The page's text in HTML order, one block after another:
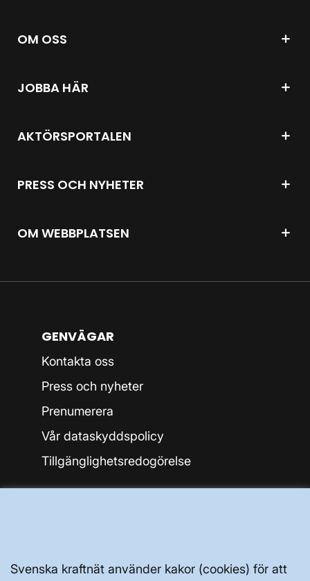
Svenska kraftnät använder kakor (cookies) för att
OM OSS
JOBBA HÄR
AKTÖRSPORTALEN
PRESS OCH NYHETER
OM WEBBPLATSEN
Svenska kraftnät, Box 1200, 172 24
GENVÄGAR
Kontakta oss
Press och nyheter
Prenumerera
Vår dataskyddspolicy
Tillgänglighetsredogörelse